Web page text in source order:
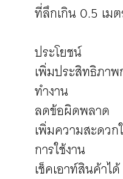
ที่ลึกเกิน 0.5 เม
ประโยชน์
เพิ่มประสิทธิภาพ
ทำงาน
ลดข้อผิดพลาด
เพิ่มความสะดวก
การใช้งาน
เช็คเอาท์สินค้าได้